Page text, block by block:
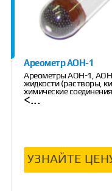
Ареометр АОН-1
Ареометры АОН-1,
жидкости (растворы,
химические
<...
УЗНАЙТЕ